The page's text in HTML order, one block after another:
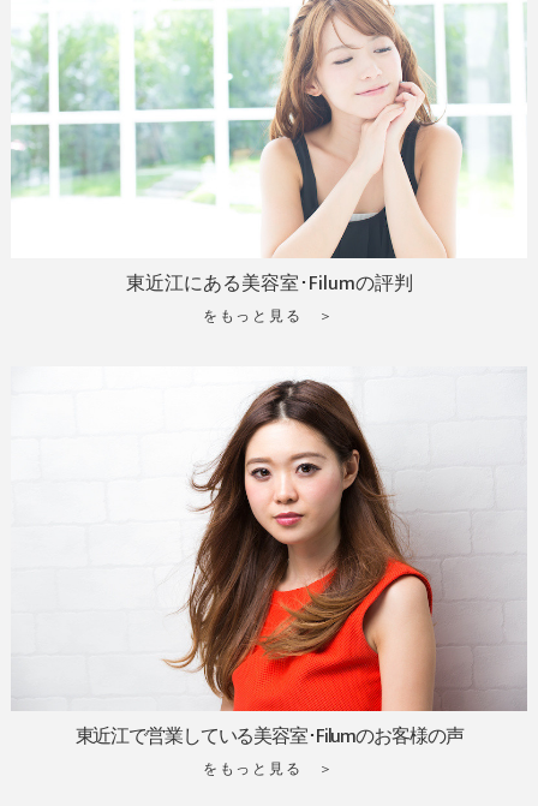
東近江にある美容室･Filumの評判
をもっと見る ＞
東近江で営業している美容室･Filumのお客様の声
をもっと見る ＞